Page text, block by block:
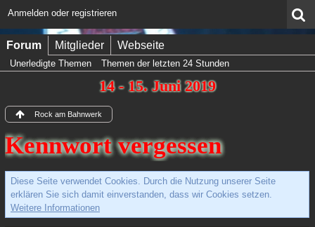
Anmelden oder registrieren
Forum Mitglieder Webseite
Unerledigte Themen Themen der letzten 24 Stunden
14 - 15. Juni 2019
Rock am Bahnwerk
Kennwort vergessen
Diese Seite verwendet Cookies. Durch die Nutzung unserer Seite
erklären Sie sich damit einverstanden, dass wir Cookies setzen.
Weitere Informationen